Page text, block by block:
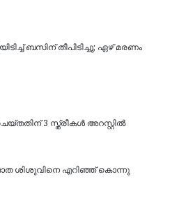
ബസിന് തീപിടിച്ചു; ഏഴ് മരണം
3 സ്ത്രീകള്‍ അറസ്റ്റില്‍
ശിശുവിനെ എറിഞ്ഞ് കൊന്നു